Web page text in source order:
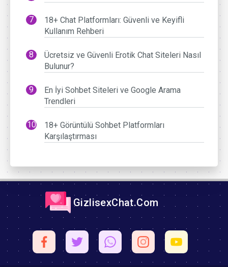
18+ Chat Platformları: Güvenli ve Keyifli
Kullanım Rehberi
Ücretsiz ve Güvenli Erotik Chat Siteleri Nasıl
Bulunur?
En İyi Sohbet Siteleri ve Google Arama
Trendleri
18+ Görüntülü Sohbet Platformları
Karşılaştırması
GizlisexChat.Com